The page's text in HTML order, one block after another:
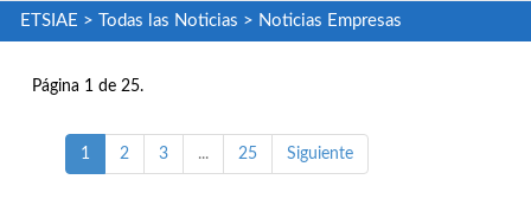
ETSIAE > Todas las Noticias > Noticias Empresas
Página 1 de 25.
1 2 3 ... 25 Siguiente